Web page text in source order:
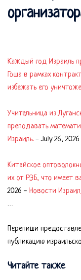
Каждый год Израиль
Гоша в рамках
избежать его
Учительница из
преподавать
Израиль. -July 26, 2026
Китайское
их от РЭБ, что имеет
2026 - Новости
…
Перепиши
публикацию
Читайте также